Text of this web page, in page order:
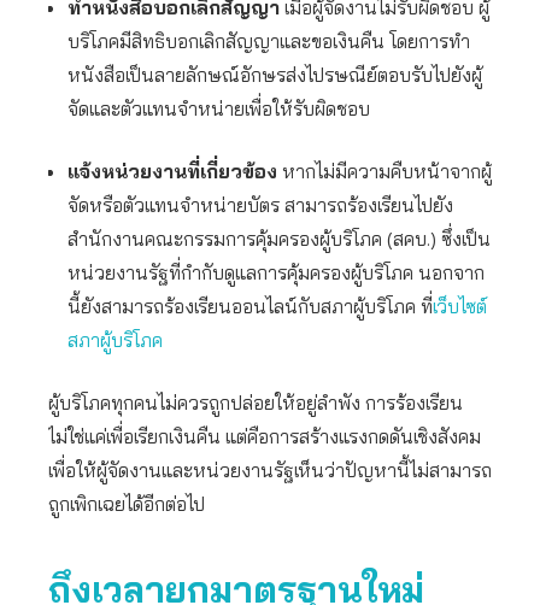
ทำหนังสือบอกเลิกสัญญา เมื่อผู้จัดงานไม่รับผิดชอบ ผู้
บริโภคมีสิทธิบอกเลิกสัญญาและขอเงินคืน โดยการทำ
หนังสือเป็นลายลักษณ์อักษรส่งไปรษณีย์ตอบรับไปยังผู้
จัดและตัวแทนจำหน่ายเพื่อให้รับผิดชอบ
แจ้งหน่วยงานที่เกี่ยวข้อง หากไม่มีความคืบหน้าจากผู้
จัดหรือตัวแทนจำหน่ายบัตร สามารถร้องเรียนไปยัง
สำนักงานคณะกรรมการคุ้มครองผู้บริโภค (สคบ.) ซึ่งเป็น
หน่วยงานรัฐที่กำกับดูแลการคุ้มครองผู้บริโภค นอกจาก
นี้ยังสามารถร้องเรียนออนไลน์กับสภาผู้บริโภค ที่เว็บไซต์
สภาผู้บริโภค
ผู้บริโภคทุกคนไม่ควรถูกปล่อยให้อยู่ลำพัง การร้องเรียน
ไม่ใช่แค่เพื่อเรียกเงินคืน แต่คือการสร้างแรงกดดันเชิงสังคม
เพื่อให้ผู้จัดงานและหน่วยงานรัฐเห็นว่าปัญหานี้ไม่สามารถ
ถูกเพิกเฉยได้อีกต่อไป
ถึงเวลายกมาตรฐานใหม่